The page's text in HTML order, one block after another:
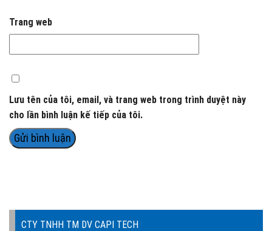
Trang web
Lưu tên của tôi, email, và trang web trong trình duyệt này
cho lần bình luận kế tiếp của tôi.
CTY TNHH TM DV CAPI TECH